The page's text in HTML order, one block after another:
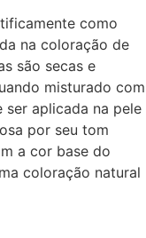
como
na coloração de
são secas e
misturado com
ser aplicada na pele
por seu tom
a cor base do
coloração natural